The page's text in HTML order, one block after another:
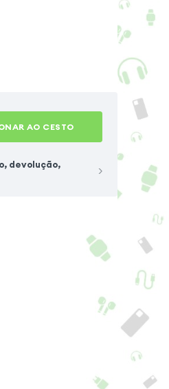
AO CESTO
devolução,